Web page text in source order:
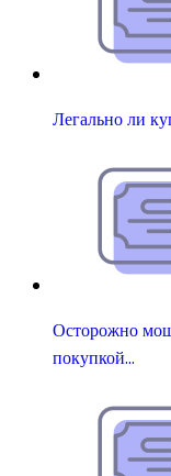
Легально ли
Осторожно
покупкой…